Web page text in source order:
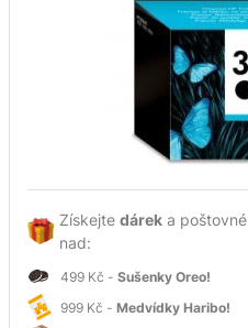
Získejte dárek a poštovné
nad:
499 Kč - Sušenky Oreo!
999 Kč - Medvídky Haribo!